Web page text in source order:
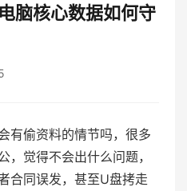
脑核心数据如何守
有偷资料的情节吗，很多
，觉得不会出什么问题，
合同误发，甚至U盘拷走